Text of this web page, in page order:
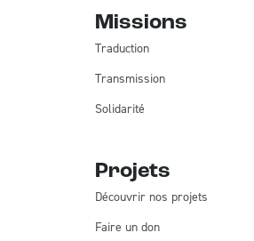
Missions
Traduction
Transmission
Solidarité
Projets
Découvrir nos projets
Faire un don